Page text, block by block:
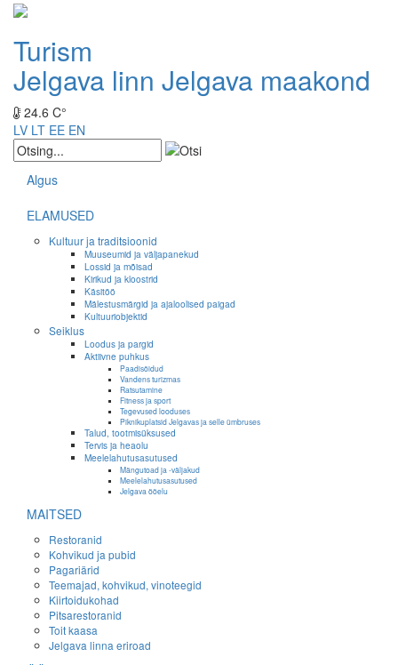
Turism
Jelgava linn Jelgava maakond
24.6 C°
LV LT EE EN
Algus
ELAMUSED
Kultuur ja traditsioonid
Muuseumid ja väljapanekud
Lossid ja mõisad
Kirikud ja kloostrid
Käsitöö
Mälestusmärgid ja ajaloolised paigad
Kultuuriobjektid
Seiklus
Loodus ja pargid
Aktiivne puhkus
Paadisõidud
Vandens turizmas
Ratsutamine
Fitness ja sport
Tegevused looduses
Piknikuplatsid Jelgavas ja selle ümbruses
Talud, tootmisüksused
Tervis ja heaolu
Meelelahutusasutused
Mängutoad ja -väljakud
Meelelahutusasutused
Jelgava ööelu
MAITSED
Restoranid
Kohvikud ja pubid
Pagariärid
Teemajad, kohvikud, vinoteegid
Kiirtoidukohad
Pitsarestoranid
Toit kaasa
Jelgava linna eriroad